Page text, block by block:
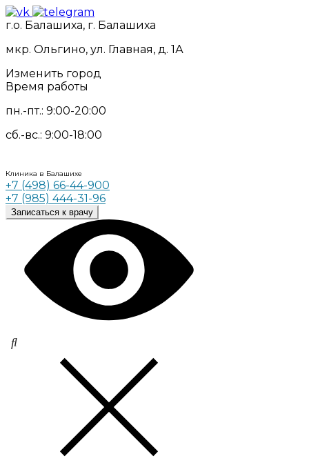
г.о. Балашиха, г. Балашиха
мкр. Ольгино, ул. Главная, д. 1А
Изменить город
Время работы
пн.-пт.: 9:00-20:00
сб.-вс.: 9:00-18:00
Клиника в Балашихе
+7 (498) 66-44-900
+7 (985) 444-31-96
Записаться к врачу